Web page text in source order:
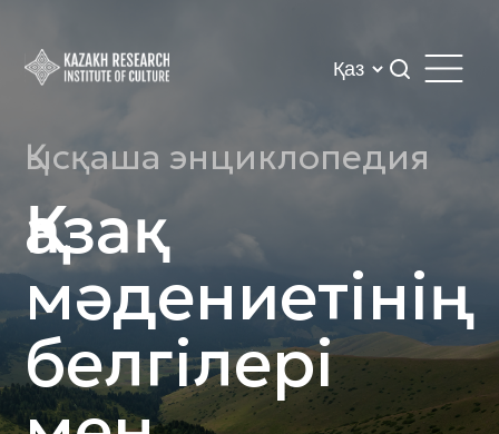
Қысқаша энциклопедия
Қазақ
мәдениетінің
белгілері